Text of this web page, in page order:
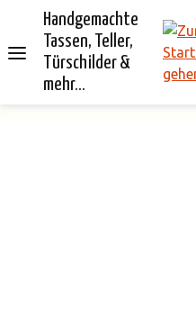
springen
Handgemachte
Tassen, Teller,
Türschilder &
mehr...